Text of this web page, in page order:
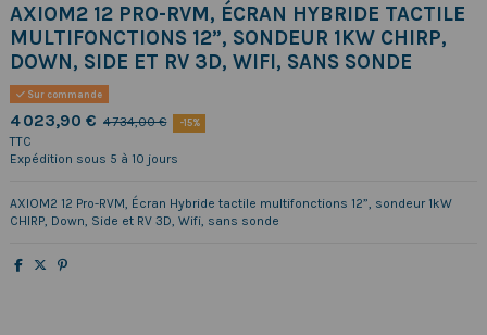
AXIOM2 12 PRO-RVM, ÉCRAN HYBRIDE TACTILE
MULTIFONCTIONS 12”, SONDEUR 1KW CHIRP,
DOWN, SIDE ET RV 3D, WIFI, SANS SONDE
Sur commande
4 023,90 € 4 734,00 € -15%
TTC
Expédition sous 5 à 10 jours
AXIOM2 12 Pro-RVM, Écran Hybride tactile multifonctions 12”, sondeur 1kW
CHIRP, Down, Side et RV 3D, Wifi, sans sonde